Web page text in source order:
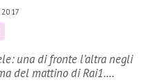
una di fronte l’altra negli
del mattino di Rai1.…